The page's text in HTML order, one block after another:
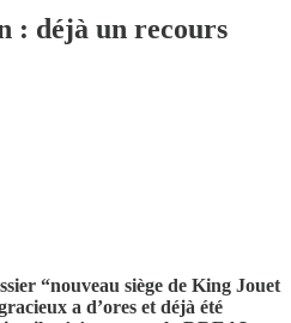
: déjà un recours
“nouveau siège de King Jouet
a d’ores et déjà été